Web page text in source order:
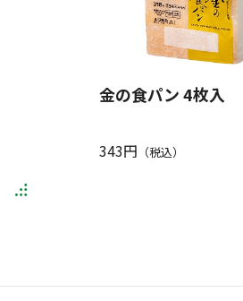
金の食パン 4枚入
343円 （税込）